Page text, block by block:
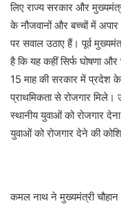
लिए राज्य सरकार और
के नौजवानों और बच्चों में अपार
पर सवाल उठाए हैं। पूर्व
है कि यह कहीं सिर्फ घोषणा
15 माह की सरकार में प्रदेश
प्राथमिकता से रोजगार मिले।
स्थानीय युवाओं को रोजगार
युवाओं को रोजगार देने की
कमल नाथ ने मुख्यमंत्री